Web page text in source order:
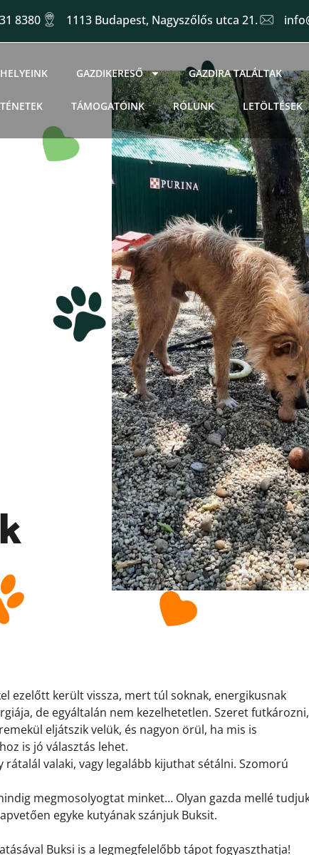
8380 1113 Budapest, Nagyszőlős utca 21.
GAZDIKERESŐ GAZDIRA TALÁLTAK
TÁMOGATÓINK RÓLUNK LETÖLTÉSEK
ezelőtt került vissza, mert túl soknak, energikusnak
de egyáltalán nem kezelhetetlen. Szeret futkározni,
eljátszik velük, és nagyon örül, ha mis is
is jó választás lehet.
rátalál valaki, vagy legalább kijuthat sétálni. Szomorú
megmosolyogtat minket… Olyan gazda mellé
egyke kutyának szánjuk Buksit.
Buksi is a legmegfelelőbb tápot fogyaszthatja!